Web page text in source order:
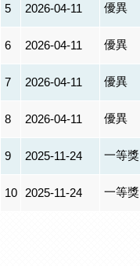
5 2026-04-11 優異
6 2026-04-11 優異
7 2026-04-11 優異
8 2026-04-11 優異
9 2025-11-24 一等獎
10 2025-11-24 一等獎